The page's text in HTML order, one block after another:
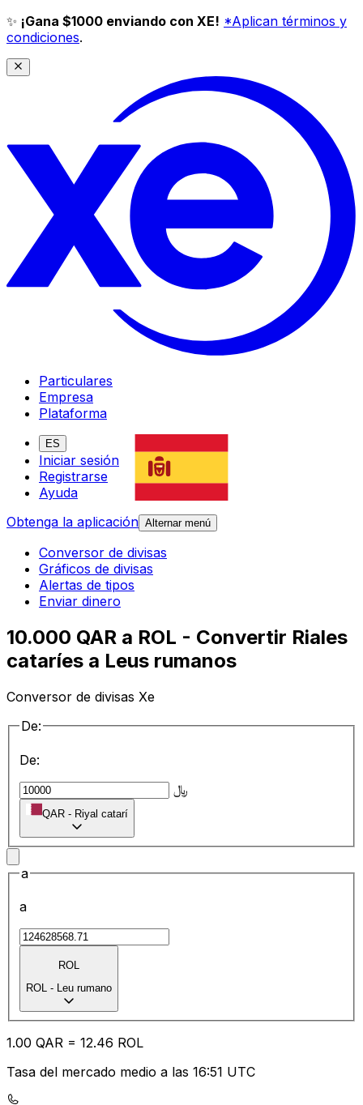
✨ ¡Gana $1000 enviando con XE! *Aplican términos y
condiciones.
Particulares
Empresa
Plataforma
ES
Iniciar sesión
Registrarse
Ayuda
Obtenga la aplicación Alternar menú
Conversor de divisas
Gráficos de divisas
Alertas de tipos
Enviar dinero
10.000 QAR a ROL - Convertir Riales
cataríes a Leus rumanos
Conversor de divisas Xe
De:
De:
﷼
QAR - Riyal catarí
a
a
ROL
ROL - Leu rumano
1.00 QAR = 12.46 ROL
Tasa del mercado medio a las 16:51 UTC